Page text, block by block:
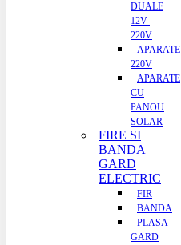
DUALE
12V-
220V
APARATE
220V
APARATE
CU
PANOU
SOLAR
FIRE SI
BANDA
GARD
ELECTRIC
FIR
BANDA
PLASA
GARD